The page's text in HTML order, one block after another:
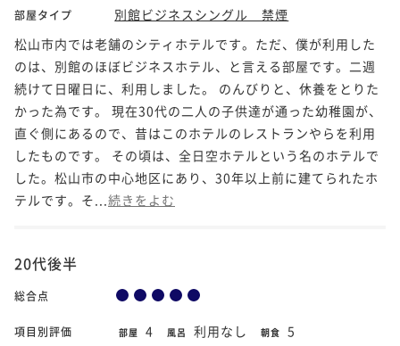
部屋タイプ
別館ビジネスシングル 禁煙
松山市内では老舗のシティホテルです。ただ、僕が利用した
のは、別館のほぼビジネスホテル、と言える部屋です。二週
続けて日曜日に、利用しました。 のんびりと、休養をとりた
かった為です。 現在30代の二人の子供達が通った幼稚園が、
直ぐ側にあるので、昔はこのホテルのレストランやらを利用
したものです。 その頃は、全日空ホテルという名のホテルで
した。松山市の中心地区にあり、30年以上前に建てられたホ
テルです。そ... 続きをよむ
20代後半
総合点
項目別評価 部屋 4 風呂 利用なし 朝食 5